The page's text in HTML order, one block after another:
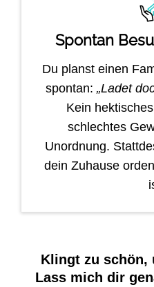
Spontan
Du planst einen
spontan: „Ladet
Kein
schlechtes
Unordnung.
dein Zuhause
Klingt zu schön,
Lass mich dir